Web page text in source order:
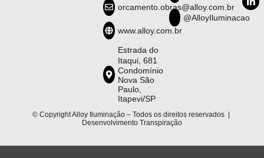
orcamento.obras@alloy.com.br
www.alloy.com.br
Estrada do
Itaqui, 681
Condomínio
Nova São
Paulo,
Itapevi/SP
@AlloyIluminacao
© Copyright Alloy Iluminação – Todos os direitos reservados |
Desenvolvimento Transpiração